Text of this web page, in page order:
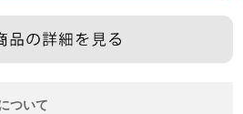
ついて